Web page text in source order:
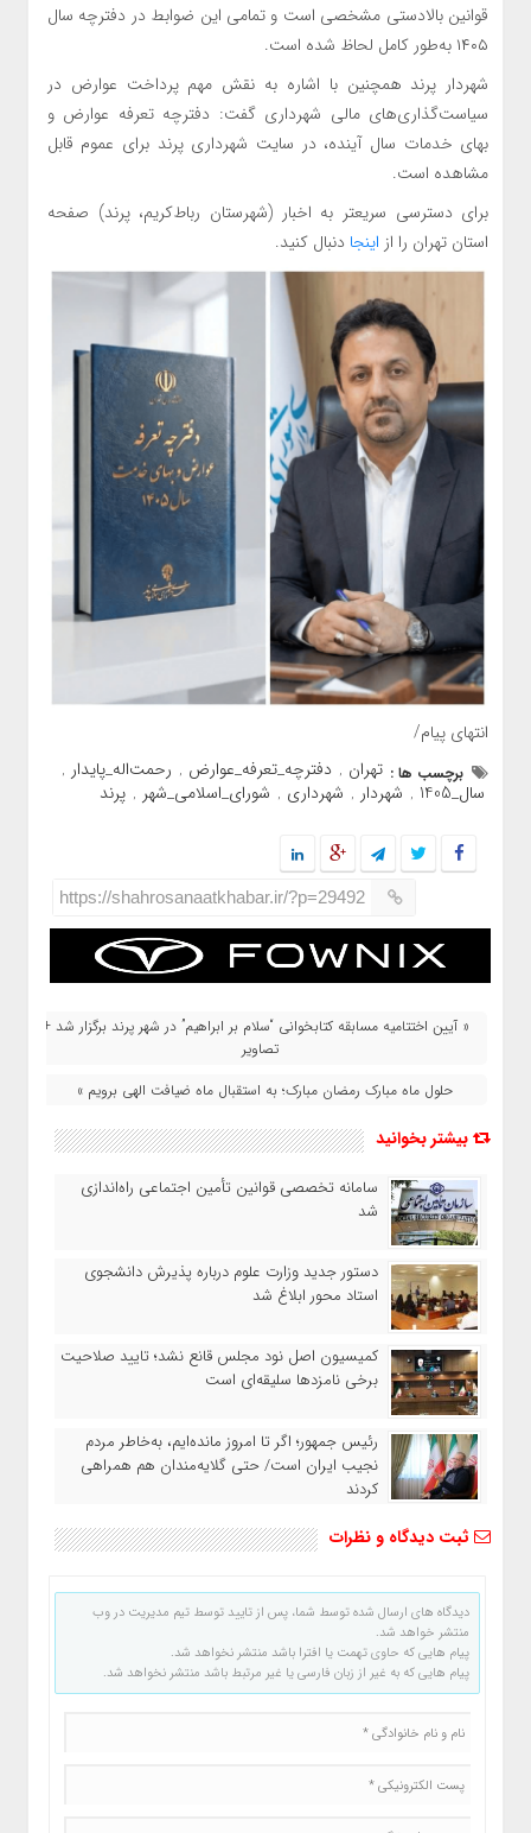
قوانین بالادستی مشخصی است و تمامی این ضوابط در دفترچه سال
۱۴۰۵ به‌طور کامل لحاظ شده است.
شهردار پرند همچنین با اشاره به نقش مهم پرداخت عوارض در
سیاست‌گذاری‌های مالی شهرداری گفت: دفترچه تعرفه عوارض و
بهای خدمات سال آینده، در سایت شهرداری پرند برای عموم قابل
مشاهده است.
برای دسترسی سریعتر به اخبار (شهرستان رباط‌کریم، پرند) صفحه
استان تهران را از اینجا دنبال کنید.
انتهای پیام/
برچسب ها : تهران , دفترچه_تعرفه_عوارض , رحمت‌اله_پایدار ,
سال_1405 , شهردار , شهرداری , شورای_اسلامی_شهر , پرند
https://shahrosanaatkhabar.ir/?p=29492
« آیین اختتامیه مسابقه کتابخوانی “سلام بر ابراهیم” در شهر پرند برگزار شد +
تصاویر
حلول ماه مبارک رمضان مبارک؛ به استقبال ماه ضیافت الهی برویم »
بیشتر بخوانید
سامانه تخصصی قوانین تأمین اجتماعی راه‌اندازی
شد
دستور جدید وزارت علوم درباره پذیرش دانشجوی
استاد محور ابلاغ شد
کمیسیون اصل نود مجلس قانع نشد؛ تایید صلاحیت
برخی نامزدها سلیقه‌ای است
رئیس‌ جمهور؛ اگر تا امروز مانده‌ایم، به‌خاطر مردم
نجیب ایران است/ حتی گلایه‌مندان هم همراهی
کردند
ثبت دیدگاه و نظرات
دیدگاه های ارسال شده توسط شما، پس از تایید توسط تیم مدیریت در وب
منتشر خواهد شد.
پیام هایی که حاوی تهمت یا افترا باشد منتشر نخواهد شد.
پیام هایی که به غیر از زبان فارسی یا غیر مرتبط باشد منتشر نخواهد شد.